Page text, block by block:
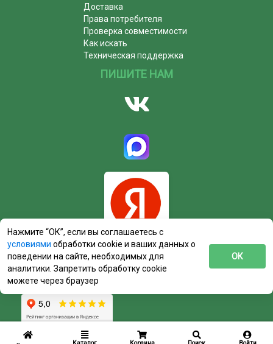
Доставка
Права потребителя
Проверка совместимости
Как искать
Техническая поддержка
ПИШИТЕ НАМ
Нажмите “ОК”, если вы соглашаетесь с
условиями обработки cookie и ваших данных о
поведении на сайте, необходимых для
аналитики. Запретить обработку cookie
можете через браузер
ОК